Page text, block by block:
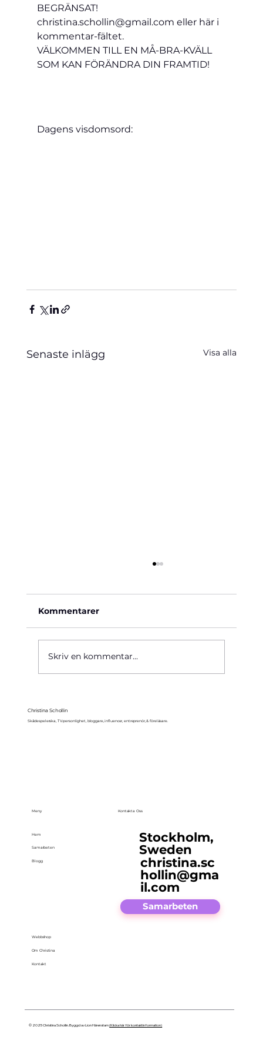
BEGRÄNSAT!
christina.schollin@gmail.com eller här i
kommentar-fältet.
VÄLKOMMEN TILL EN MÅ-BRA-KVÄLL
SOM KAN FÖRÄNDRA DIN FRAMTID!
Dagens visdomsord:
Senaste inlägg Visa alla
Kommentarer
Skriv en kommentar...
Christina Schollin
Skådespelerska, TV-personlighet, bloggare, influencer, entreprenör, & föreläsare.
Meny
Hem
Samarbeten
Blogg
Webbshop
Om Christina
Kontakt
Kontakta Oss
Stockholm,
Sweden
christina.sc
hollin@gma
il.com
Samarbeten
© 2025 Christina Schollin. Byggd av Lion Härenstam(Klicka här för kontaktinformation)